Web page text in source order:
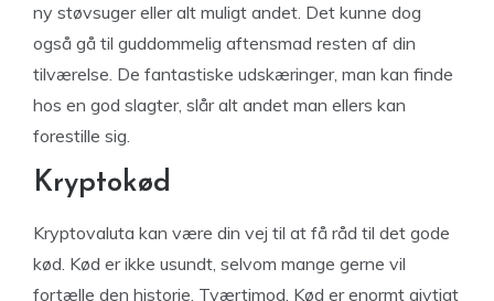
ny støvsuger eller alt muligt andet. Det kunne dog
også gå til guddommelig aftensmad resten af din
tilværelse. De fantastiske udskæringer, man kan finde
hos en god slagter, slår alt andet man ellers kan
forestille sig.
Kryptokød
Kryptovaluta kan være din vej til at få råd til det gode
kød. Kød er ikke usundt, selvom mange gerne vil
fortælle den historie. Tværtimod. Kød er enormt givtigt